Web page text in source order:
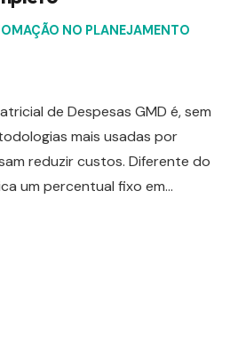
NO PLANEJAMENTO
de Despesas GMD é, sem
mais usadas por
reduzir custos. Diferente do
um percentual fixo em…